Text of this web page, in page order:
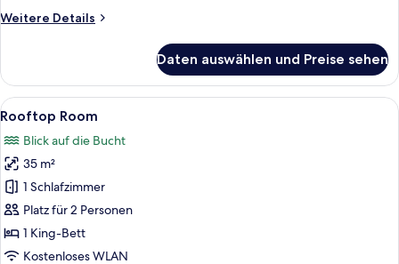
Weitere Details
Weitere
Terrasse
(Swim
Up)
Daten auswählen und Preise sehen
Alle
Fotos
für
Rooftop
Room
anzeigen
Ein Balkon mit Tisch, Stühlen und
9
Rooftop Room
Blick auf die Bucht
35 m²
1 Schlafzimmer
Platz für 2 Personen
1 King-Bett
Kostenloses WLAN